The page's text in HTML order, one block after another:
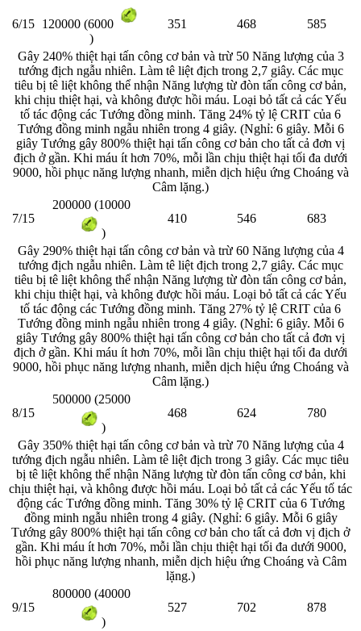
6/15 120000 (6000
)
351 468 585
Gây 240% thiệt hại tấn công cơ bản và trừ 50 Năng lượng của 3
tướng địch ngẫu nhiên. Làm tê liệt địch trong 2,7 giây. Các mục
tiêu bị tê liệt không thể nhận Năng lượng từ đòn tấn công cơ bản,
khi chịu thiệt hại, và không được hồi máu. Loại bỏ tất cả các Yếu
tố tác động các Tướng đồng minh. Tăng 24% tỷ lệ CRIT của 6
Tướng đồng minh ngẫu nhiên trong 4 giây. (Nghỉ: 6 giây. Mỗi 6
giây Tướng gây 800% thiệt hại tấn công cơ bản cho tất cả đơn vị
địch ở gần. Khi máu ít hơn 70%, mỗi lần chịu thiệt hại tối đa dưới
9000, hồi phục năng lượng nhanh, miễn dịch hiệu ứng Choáng và
Câm lặng.)
7/15
200000 (10000
)
410 546 683
Gây 290% thiệt hại tấn công cơ bản và trừ 60 Năng lượng của 4
tướng địch ngẫu nhiên. Làm tê liệt địch trong 2,7 giây. Các mục
tiêu bị tê liệt không thể nhận Năng lượng từ đòn tấn công cơ bản,
khi chịu thiệt hại, và không được hồi máu. Loại bỏ tất cả các Yếu
tố tác động các Tướng đồng minh. Tăng 27% tỷ lệ CRIT của 6
Tướng đồng minh ngẫu nhiên trong 4 giây. (Nghỉ: 6 giây. Mỗi 6
giây Tướng gây 800% thiệt hại tấn công cơ bản cho tất cả đơn vị
địch ở gần. Khi máu ít hơn 70%, mỗi lần chịu thiệt hại tối đa dưới
9000, hồi phục năng lượng nhanh, miễn dịch hiệu ứng Choáng và
Câm lặng.)
8/15
500000 (25000
)
468 624 780
Gây 350% thiệt hại tấn công cơ bản và trừ 70 Năng lượng của 4
tướng địch ngẫu nhiên. Làm tê liệt địch trong 3 giây. Các mục tiêu
bị tê liệt không thể nhận Năng lượng từ đòn tấn công cơ bản, khi
chịu thiệt hại, và không được hồi máu. Loại bỏ tất cả các Yếu tố tác
động các Tướng đồng minh. Tăng 30% tỷ lệ CRIT của 6 Tướng
đồng minh ngẫu nhiên trong 4 giây. (Nghỉ: 6 giây. Mỗi 6 giây
Tướng gây 800% thiệt hại tấn công cơ bản cho tất cả đơn vị địch ở
gần. Khi máu ít hơn 70%, mỗi lần chịu thiệt hại tối đa dưới 9000,
hồi phục năng lượng nhanh, miễn dịch hiệu ứng Choáng và Câm
lặng.)
9/15
800000 (40000
)
527 702 878